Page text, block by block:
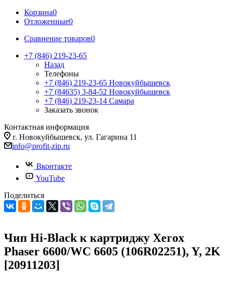
Корзина0
Отложенные0
Сравнение товаров0
+7 (846) 219-23-65
Назад
Телефоны
+7 (846) 219-23-65 Новокуйбышевск
+7 (84635) 3-84-52 Новокуйбышевск
+7 (846) 219-23-14 Самара
Заказать звонок
Контактная информация
г. Новокуйбышевск, ул. Гагарина 11
info@profit-zip.ru
Вконтакте
YouTube
Поделиться
Чип Hi-Black к картриджу Xerox
Phaser 6600/WC 6605 (106R02251), Y, 2K
[20911203]